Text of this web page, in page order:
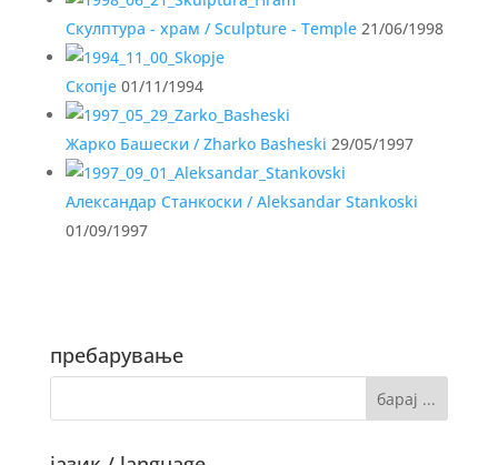
Скулптура - храм / Sculpture - Temple21/06/1998
Скопје01/11/1994
Жарко Башески / Zharko Basheski 29/05/1997
Александар Станкоски / Aleksandar Stankoski
01/09/1997
пребарување